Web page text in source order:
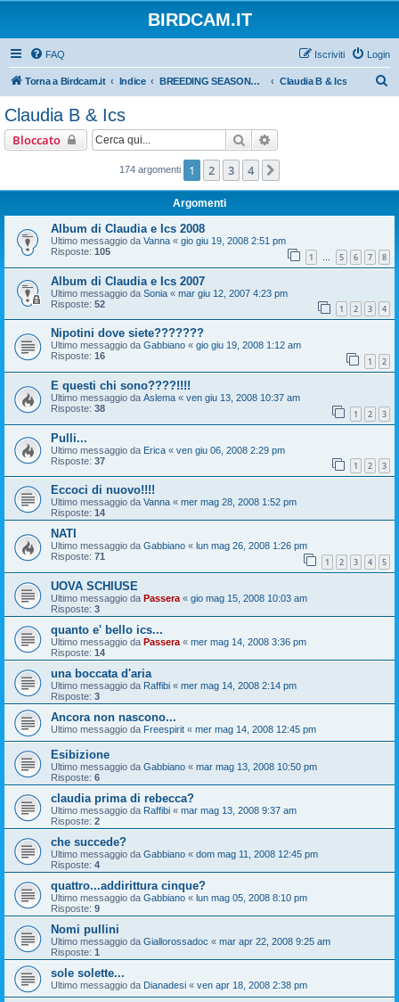
BIRDCAM.IT
FAQ Login
Iscriviti
Torna a Birdcam.it Indice BREEDING SEASONS 2007-2008 Claudia B & Ics
Claudia B & Ics
Bloccato Cerca
174 argomenti 1 2 3 4
Argomenti
Album di Claudia e Ics 2008
Ultimo messaggio da Vanna « gio giu 19, 2008 2:51 pm
Risposte: 105 1 … 5 6 7 8
Album di Claudia e Ics 2007
Ultimo messaggio da Sonia « mar giu 12, 2007 4:23 pm
Risposte: 52 1 2 3 4
Nipotini dove siete???????
Ultimo messaggio da Gabbiano « gio giu 19, 2008 1:12 am
Risposte: 16 1 2
E questi chi sono????!!!!
Ultimo messaggio da Aslema « ven giu 13, 2008 10:37 am
Risposte: 38 1 2 3
Pulli...
Ultimo messaggio da Erica « ven giu 06, 2008 2:29 pm
Risposte: 37 1 2 3
Eccoci di nuovo!!!!
Ultimo messaggio da Vanna « mer mag 28, 2008 1:52 pm
Risposte: 14
NATI
Ultimo messaggio da Gabbiano « lun mag 26, 2008 1:26 pm
Risposte: 71 1 2 3 4 5
UOVA SCHIUSE
Ultimo messaggio da Passera « gio mag 15, 2008 10:03 am
Risposte: 3
quanto e' bello ics...
Ultimo messaggio da Passera « mer mag 14, 2008 3:36 pm
Risposte: 14
una boccata d'aria
Ultimo messaggio da Raffibi « mer mag 14, 2008 2:14 pm
Risposte: 3
Ancora non nascono...
Ultimo messaggio da Freespirit « mer mag 14, 2008 12:45 pm
Esibizione
Ultimo messaggio da Gabbiano « mar mag 13, 2008 10:50 pm
Risposte: 6
claudia prima di rebecca?
Ultimo messaggio da Raffibi « mar mag 13, 2008 9:37 am
Risposte: 2
che succede?
Ultimo messaggio da Gabbiano « dom mag 11, 2008 12:45 pm
Risposte: 4
quattro...addirittura cinque?
Ultimo messaggio da Gabbiano « lun mag 05, 2008 8:10 pm
Risposte: 9
Nomi pullini
Ultimo messaggio da Giallorossadoc « mar apr 22, 2008 9:25 am
Risposte: 1
sole solette...
Ultimo messaggio da Dianadesi « ven apr 18, 2008 2:38 pm